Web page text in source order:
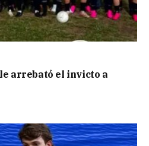
arrebató el invicto a